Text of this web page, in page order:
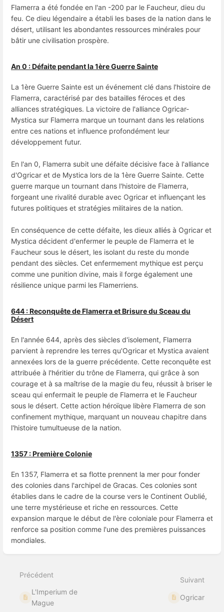
Flamerra a été fondée en l'an -200 par le Faucheur, dieu du
feu. Ce dieu légendaire a établi les bases de la nation dans le
désert, utilisant les abondantes ressources minérales pour
bâtir une civilisation prospère.
An 0 : Défaite pendant la 1ère Guerre Sainte
La 1ère Guerre Sainte est un événement clé dans l'histoire de
Flamerra, caractérisé par des batailles féroces et des
alliances stratégiques. La victoire de l'alliance Ogricar-
Mystica sur Flamerra marque un tournant dans les relations
entre ces nations et influence profondément leur
développement futur.
En l'an 0, Flamerra subit une défaite décisive face à l'alliance
d'Ogricar et de Mystica lors de la 1ère Guerre Sainte. Cette
guerre marque un tournant dans l'histoire de Flamerra,
forgeant une rivalité durable avec Ogricar et influençant les
futures politiques et stratégies militaires de la nation.
En conséquence de cette défaite, les dieux alliés à Ogricar et
Mystica décident d'enfermer le peuple de Flamerra et le
Faucheur sous le désert, les isolant du reste du monde
pendant des siècles. Cet enfermement mythique est perçu
comme une punition divine, mais il forge également une
résilience unique parmi les Flamerriens.
644 : Reconquête de Flamerra et Brisure du Sceau du
Désert
En l'année 644, après des siècles d'isolement, Flamerra
parvient à reprendre les terres qu'Ogricar et Mystica avaient
annexées lors de la guerre précédente. Cette reconquête est
attribuée à l'héritier du trône de Flamerra, qui grâce à son
courage et à sa maîtrise de la magie du feu, réussit à briser le
sceau qui enfermait le peuple de Flamerra et le Faucheur
sous le désert. Cette action héroïque libère Flamerra de son
confinement mythique, marquant un nouveau chapitre dans
l'histoire tumultueuse de la nation.
1357 : Première Colonie
En 1357, Flamerra et sa flotte prennent la mer pour fonder
des colonies dans l'archipel de Gracas. Ces colonies sont
établies dans le cadre de la course vers le Continent Oublié,
une terre mystérieuse et riche en ressources. Cette
expansion marque le début de l'ère coloniale pour Flamerra et
renforce sa position comme l'une des premières puissances
mondiales.
de
section
Précédent
L'Imperium de
Mague
Suivant
Ogricar